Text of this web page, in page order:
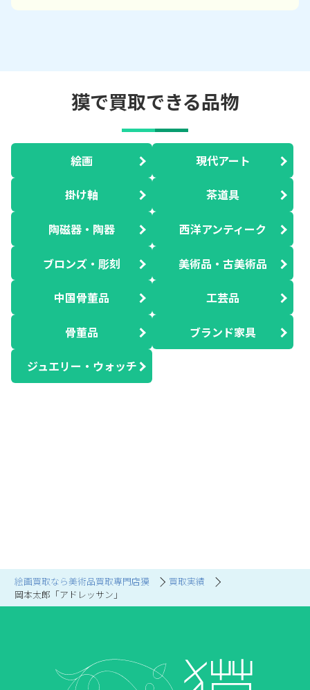
絵画買取なら美術品買取専門店獏
買取実績
岡本太郎「アドレッサン」
獏で買取できる品物
絵画 現代アート
掛け軸 茶道具
陶磁器・陶器 西洋アンティーク
ブロンズ・彫刻 美術品・古美術品
中国骨董品 工芸品
骨董品 ブランド家具
ジュエリー・ウォッチ